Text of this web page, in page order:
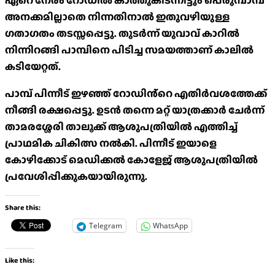
അനക്കമില്ലാതെ നിന്നതിനാല്‍ ഇതുവഴിയുള്ള
ഗതാഗതം തടസ്സപ്പെട്ടു. തുടര്‍ന്ന് യുവാവ് കാറില്‍
നിന്നിറങ്ങി പാമ്പിനെ പിടിച്ച സമയത്താണ് കാലില്‍
കടിയേറ്റത്.
പാമ്പ് പിന്നീട് ഇഴഞ്ഞ് റോഡിൻ്റെ എതിർവശത്തേക്ക്
നീങ്ങി രക്ഷപ്പെട്ടു. ഉടന്‍ തന്നെ മറ്റ് യാത്രക്കാര്‍ ചേര്‍ന്ന്
താമരശ്ശേരി താലൂക്ക് ആശുപത്രിയില്‍ എത്തിച്ച്
പ്രാഥമിക ചികിത്സ നല്‍കി. പിന്നീട് ഇയാളെ
കോഴിക്കോട് മെഡിക്കല്‍ കോളേജ് ആശുപത്രിയില്‍
പ്രവേശിപ്പിക്കുകയായിരുന്നു.
Share this:
Telegram WhatsApp
Like this: